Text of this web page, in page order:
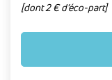
[dont 2 € d’éco-part]